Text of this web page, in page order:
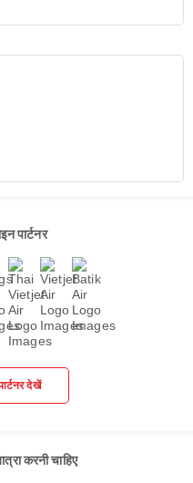
पार्टनर
देखें
करनी चाहिए